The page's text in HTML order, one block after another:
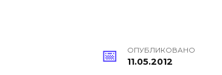
ОПУБЛИКОВАНО
11.05.2012